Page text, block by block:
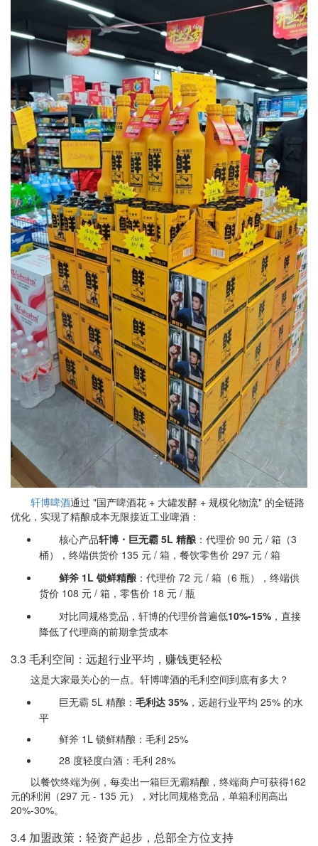
轩博啤酒通过 "国产啤酒花 + 大罐发酵 + 规模化物流" 的全链路
优化，实现了精酿成本无限接近工业啤酒：
核心产品轩博・巨无霸 5L 精酿 ：代理价 90 元 / 箱（3
桶），终端供货价 135 元 / 箱，餐饮零售价 297 元 / 箱
鲜斧 1L 锁鲜精酿 ：代理价 72 元 / 箱（6 瓶），终端供
货价 108 元 / 箱，零售价 18 元 / 瓶
对比同规格竞品，轩博的代理价普遍低10%-15% ，直接
降低了代理商的前期拿货成本
3.3 毛利空间：远超行业平均，赚钱更轻松
这是大家最关心的一点。轩博啤酒的毛利空间到底有多大？
巨无霸 5L 精酿： 毛利达 35% ，远超行业平均 25% 的水
平
鲜斧 1L 锁鲜精酿：毛利 25%
28 度轻度白酒：毛利 28%
以餐饮终端为例，每卖出一箱巨无霸精酿，终端商户可获得162
元的利润（297 元 - 135 元），对比同规格竞品，单箱利润高出
20%-30%。
3.4 加盟政策：轻资产起步，总部全方位支持